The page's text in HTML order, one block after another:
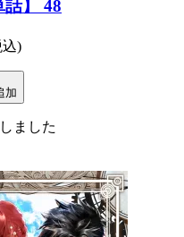
話】 48
込)
加
ました